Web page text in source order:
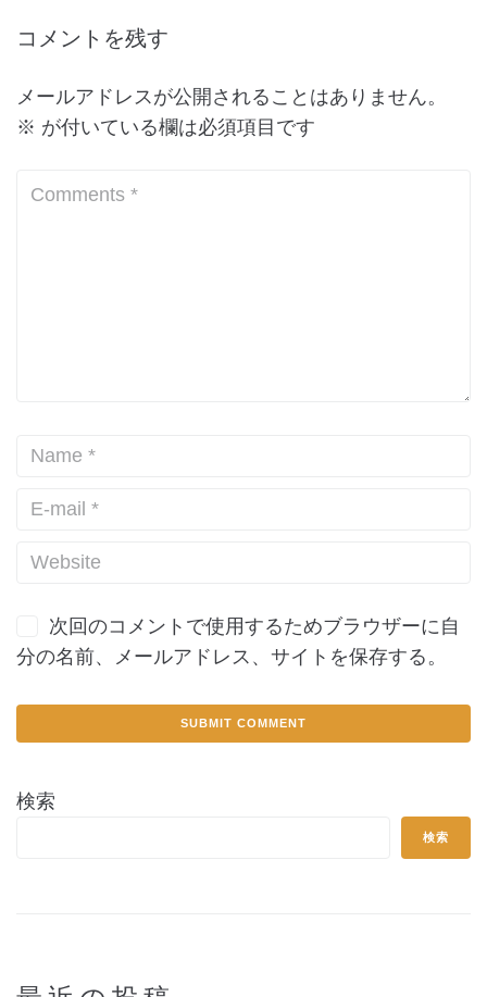
コメントを残す
メールアドレスが公開されることはありません。
※ が付いている欄は必須項目です
次回のコメントで使用するためブラウザーに自
分の名前、メールアドレス、サイトを保存する。
検索
検索